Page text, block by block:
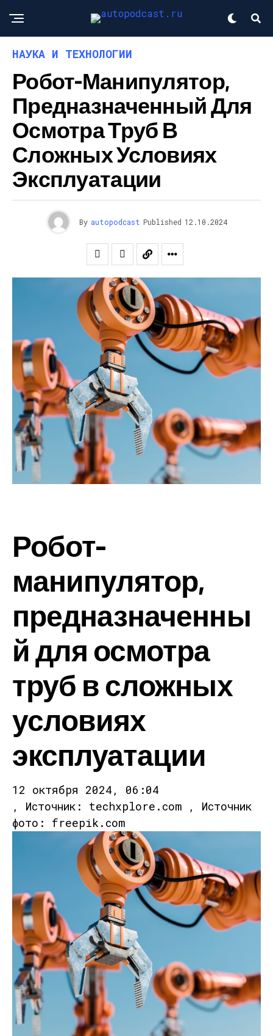
НАУКА И ТЕХНОЛОГИИ
Робот-Манипулятор,
Предназначенный Для
Осмотра Труб В
Сложных Условиях
Эксплуатации
By autopodcast Published 12.10.2024
Робот-
манипулятор,
предназначенны
й для осмотра
труб в сложных
условиях
эксплуатации
12 октября 2024, 06:04
, Источник: techxplore.com , Источник
фото: freepik.com